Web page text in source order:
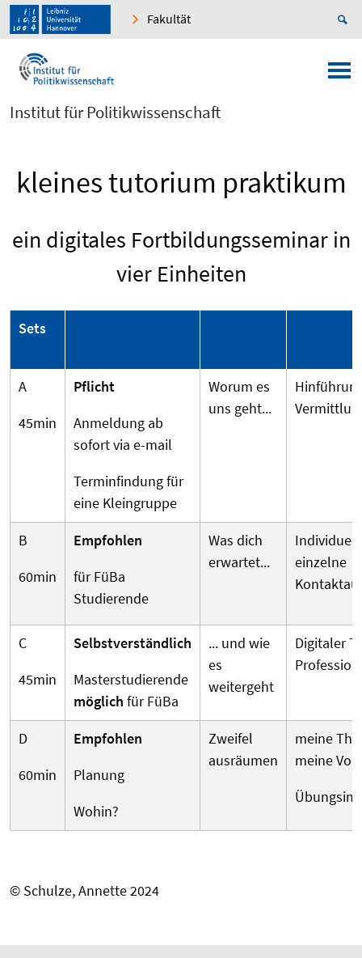
Fakultät
Institut für Politikwissenschaft
kleines tutorium praktikum
ein digitales Fortbildungsseminar in
vier Einheiten
Sets
A
45min
Pflicht
Anmeldung ab
sofort via e-mail
Terminfindung für
eine Kleingruppe
Worum es
uns geht...
B
60min
Empfohlen
für FüBa
Studierende
Was dich
erwartet...
einzelne
C
45min
Selbstverständlich
Masterstudierende
möglich für FüBa
... und wie
es
weitergeht
Digitaler
D
60min
Empfohlen
Planung
Wohin?
Zweifel
ausräumen
meine
meine
© Schulze, Annette 2024